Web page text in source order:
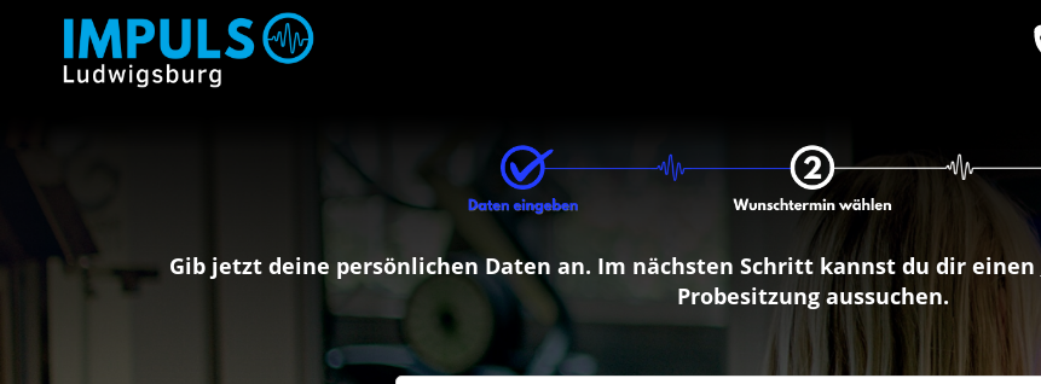
Gib jetzt deine persönlichen Daten an. Im nächsten Schritt kannst du dir einen
Probesitzung aussuchen.